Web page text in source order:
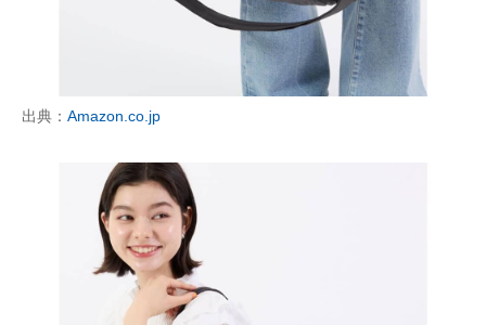
出典： Amazon.co.jp